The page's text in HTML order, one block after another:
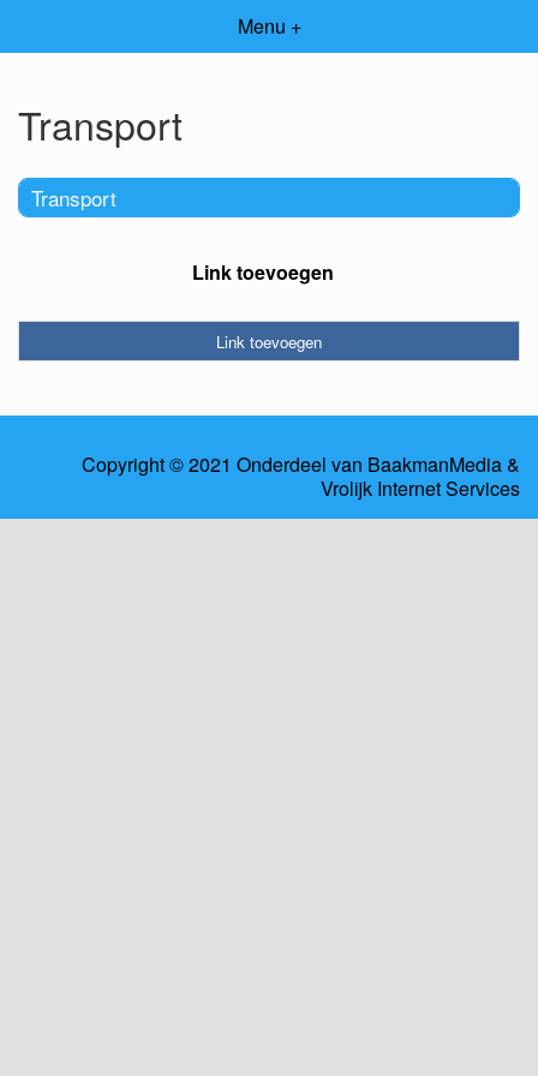
Menu +
Transport
Transport
Link toevoegen
Link toevoegen
Copyright © 2021 Onderdeel van BaakmanMedia&
Vrolijk Internet Services